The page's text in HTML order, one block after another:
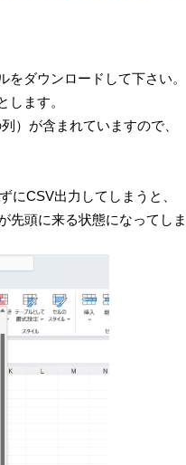
ダウンロードして下さい。
します。
）が含まれていますので、
にCSV出力してしまうと、
先頭に来る状態になってしま